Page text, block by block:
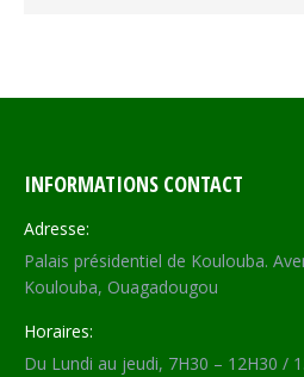
INFORMATIONS CONTACT
Adresse:
Palais présidentiel de Koulouba.
Koulouba, Ouagadougou
Horaires:
Du Lundi au jeudi, 7H30 – 12H30 /